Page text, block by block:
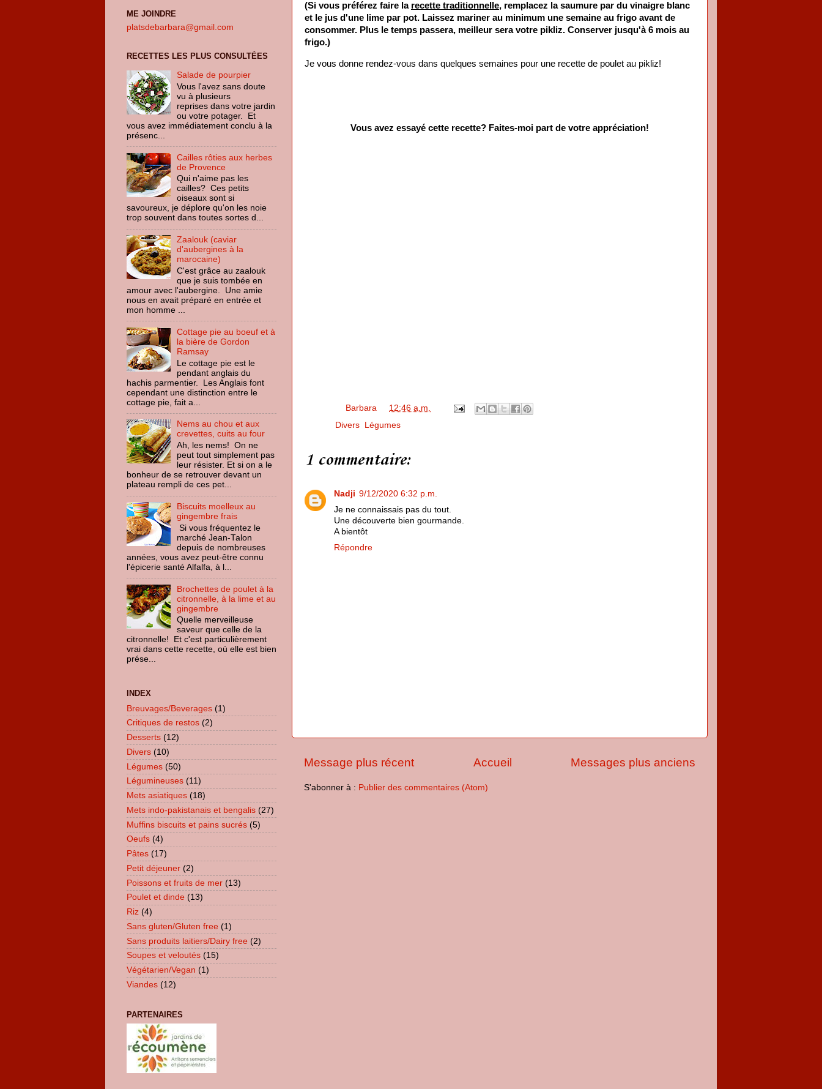
(Si vous préférez faire la recette traditionnelle, remplacez la saumure par du vinaigre blanc
et le jus d'une lime par pot. Laissez mariner au minimum une semaine au frigo avant de
consommer. Plus le temps passera, meilleur sera votre pikliz. Conserver jusqu'à 6 mois au
frigo.)
Je vous donne rendez-vous dans quelques semaines pour une recette de poulet au pikliz!
Vous avez essayé cette recette? Faites-moi part de votre appréciation!
Barbara
12:46 a.m.
Divers Légumes
1 commentaire:
Nadji 9/12/2020 6:32 p.m.
Je ne connaissais pas du tout.
Une découverte bien gourmande.
A bientôt
Répondre
Message plus récent Messages plus anciens
Accueil
S'abonner à : Publier des commentaires (Atom)
ME JOINDRE
platsdebarbara@gmail.com
RECETTES LES PLUS CONSULTÉES
Salade de pourpier
Vous l'avez sans doute
vu à plusieurs
reprises dans votre jardin
ou votre potager. Et
vous avez immédiatement conclu à la
présenc...
Cailles rôties aux herbes
de Provence
Qui n'aime pas les
cailles? Ces petits
oiseaux sont si
savoureux, je déplore qu'on les noie
trop souvent dans toutes sortes d...
Zaalouk (caviar
d'aubergines à la
marocaine)
C'est grâce au zaalouk
que je suis tombée en
amour avec l'aubergine. Une amie
nous en avait préparé en entrée et
mon homme ...
Cottage pie au boeuf et à
la bière de Gordon
Ramsay
Le cottage pie est le
pendant anglais du
hachis parmentier. Les Anglais font
cependant une distinction entre le
cottage pie, fait a...
Nems au chou et aux
crevettes, cuits au four
Ah, les nems! On ne
peut tout simplement pas
leur résister. Et si on a le
bonheur de se retrouver devant un
plateau rempli de ces pet...
Biscuits moelleux au
gingembre frais
Si vous fréquentez le
marché Jean-Talon
depuis de nombreuses
années, vous avez peut-être connu
l'épicerie santé Alfalfa, à l...
Brochettes de poulet à la
citronnelle, à la lime et au
gingembre
Quelle merveilleuse
saveur que celle de la
citronnelle! Et c'est particulièrement
vrai dans cette recette, où elle est bien
prése...
INDEX
Breuvages/Beverages (1)
Critiques de restos (2)
Desserts (12)
Divers (10)
Légumes (50)
Légumineuses (11)
Mets asiatiques (18)
Mets indo-pakistanais et bengalis (27)
Muffins biscuits et pains sucrés (5)
Oeufs (4)
Pâtes (17)
Petit déjeuner (2)
Poissons et fruits de mer (13)
Poulet et dinde (13)
Riz (4)
Sans gluten/Gluten free (1)
Sans produits laitiers/Dairy free (2)
Soupes et veloutés (15)
Végétarien/Vegan (1)
Viandes (12)
PARTENAIRES